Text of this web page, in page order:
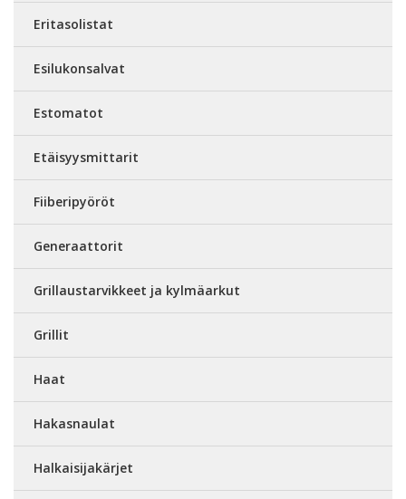
Eritasolistat
Esilukonsalvat
Estomatot
Etäisyysmittarit
Fiiberipyöröt
Generaattorit
Grillaustarvikkeet ja kylmäarkut
Grillit
Haat
Hakasnaulat
Halkaisijakärjet